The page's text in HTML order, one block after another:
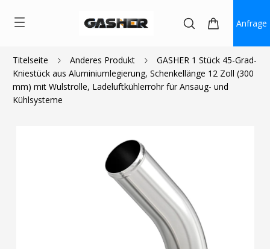
Anfrage
Titelseite Anderes Produkt
GASHER 1 Stück 45-Grad-
Kniestück aus Aluminiumlegierung, Schenkellänge 12 Zoll (300
mm) mit Wulstrolle, Ladeluftkühlerrohr für Ansaug- und
Kühlsysteme
$15.99